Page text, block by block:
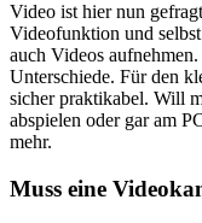
Video ist hier nun
Videofunktion und
auch Videos
Unterschiede. Für den
sicher praktikabel. Will
abspielen oder gar am
mehr.
Muss eine